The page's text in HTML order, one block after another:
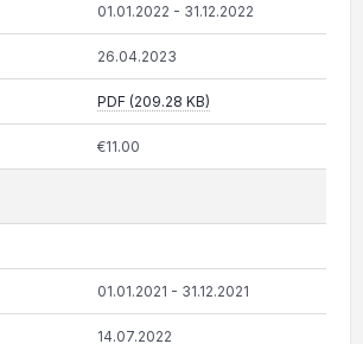
01.01.2022 - 31.12.2022
26.04.2023
PDF (209.28 KB)
€11.00
01.01.2021 - 31.12.2021
14.07.2022